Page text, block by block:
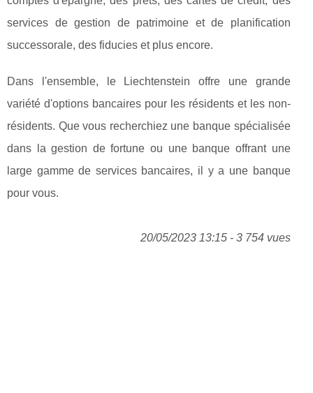
services de gestion de patrimoine et de planification
successorale, des fiducies et plus encore.
Dans l'ensemble, le Liechtenstein offre une grande
variété d'options bancaires pour les résidents et les non-
résidents. Que vous recherchiez une banque spécialisée
dans la gestion de fortune ou une banque offrant une
large gamme de services bancaires, il y a une banque
pour vous.
20/05/2023 13:15 - 3 754 vues